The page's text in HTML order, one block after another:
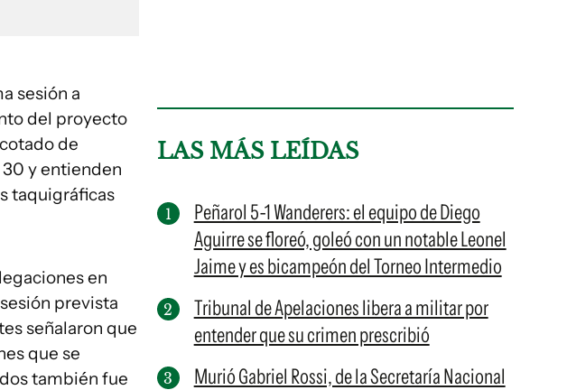
sesión a
del proyecto
de
y entienden
taquigráficas
en
prevista
señalaron que
que se
también fue
LAS MÁS LEÍDAS
Peñarol 5-1 Wanderers: el equipo de Diego
Aguirre se floreó, goleó con un notable Leonel
Jaime y es bicampeón del Torneo Intermedio
Tribunal de Apelaciones libera a militar por
entender que su crimen prescribió
Murió Gabriel Rossi, de la Secretaría Nacional